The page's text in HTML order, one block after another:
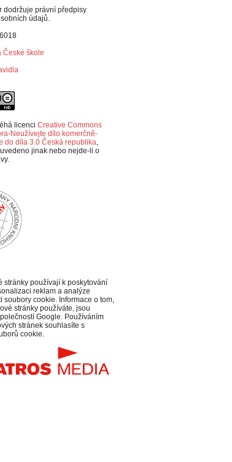
dodržuje právní předpisy
údajů.
České škole
licenci Creative Commons
Neužívejte dílo komerčně-
do díla 3.0 Česká republika,
jinak nebo nejde-li o
stránky používají k poskytování
reklam a analýze
soubory cookie. Informace o tom,
stránky používáte, jsou
Google. Používáním
stránek souhlasíte s
cookie.